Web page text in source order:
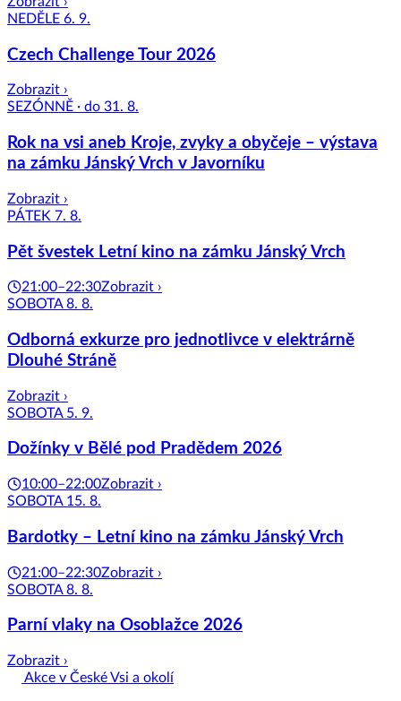
NEDĚLE 6. 9.
Czech Challenge Tour 2026
Zobrazit ›
SEZÓNNĚ · do 31. 8.
Rok na vsi aneb Kroje, zvyky a obyčeje – výstava
na zámku Jánský Vrch v Javorníku
Zobrazit ›
PÁTEK 7. 8.
Pět švestek Letní kino na zámku Jánský Vrch
21:00–22:30Zobrazit ›
SOBOTA 8. 8.
Odborná exkurze pro jednotlivce v elektrárně
Dlouhé Stráně
Zobrazit ›
SOBOTA 5. 9.
Dožínky v Bělé pod Pradědem 2026
10:00–22:00Zobrazit ›
SOBOTA 15. 8.
Bardotky – Letní kino na zámku Jánský Vrch
21:00–22:30Zobrazit ›
SOBOTA 8. 8.
Parní vlaky na Osoblažce 2026
Zobrazit ›
Akce v České Vsi a okolí